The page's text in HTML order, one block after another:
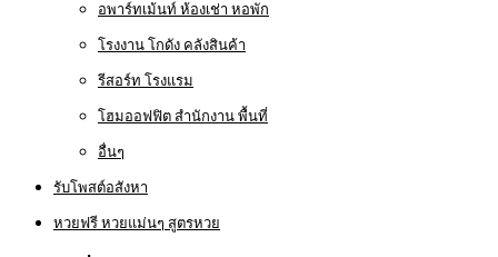
อพาร์ทเม้นท์ ห้องเช่า หอพัก
โรงงาน โกดัง คลังสินค้า
รีสอร์ท โรงแรม
โฮมออฟฟิต สำนักงาน พื้นที่
อื่นๆ
รับโพสต์อสังหา
หวยฟรี หวยแม่นๆ สูตรหวย